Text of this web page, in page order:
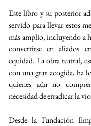
Este libro y su posterior
servido para llevar estos
más amplio, incluyendo a
convertirse en aliados
equidad. La obra teatral,
con una gran acogida, ha
quienes aún no
necesidad de erradicar la
Desde la Fundación